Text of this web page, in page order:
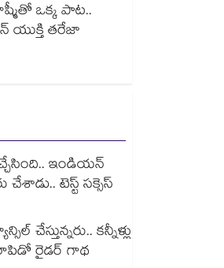
ఒక్క పాట..
యుక్తి తరేజా
ఇండియన్
టెస్ట్ సక్సెస్
చేస్తున్నరు.. కన్నీళ్లు
రైడర్ గాథ